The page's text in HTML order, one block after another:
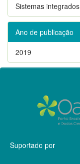
Sistemas integrados
Ano de publicação
2019
Suportado por